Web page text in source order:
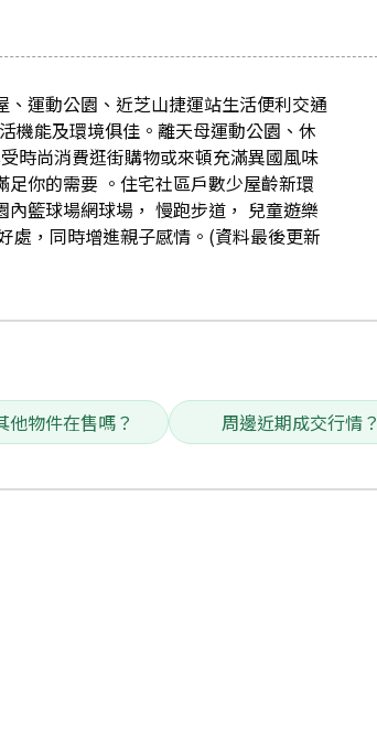
運動公園、近芝山捷運站生活便利交通
機能及環境俱佳。離天母運動公園、休
時尚消費逛街購物或來頓充滿異國風味
你的需要 。住宅社區戶數少屋齡新環
籃球場網球場， 慢跑步道， 兒童遊樂
處，同時增進親子感情。(資料最後更新
他物件在售嗎？ 周邊近期成交行情？